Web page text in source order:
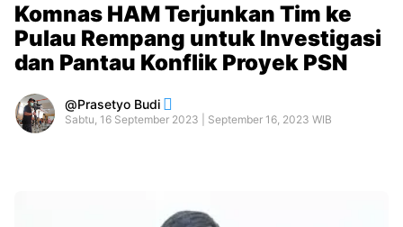
Komnas HAM Terjunkan Tim ke
Pulau Rempang untuk Investigasi
dan Pantau Konflik Proyek PSN
Prasetyo Budi
Sabtu, 16 September 2023 | September 16, 2023 WIB